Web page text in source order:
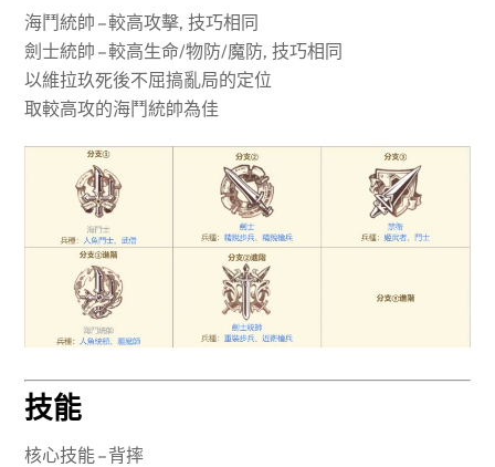
海鬥統帥 – 較高攻擊, 技巧相同
劍士統帥 – 較高生命/物防/魔防, 技巧相同
以維拉玖死後不屈搞亂局的定位
取較高攻的海鬥統帥為佳
技能
核心技能 – 背摔